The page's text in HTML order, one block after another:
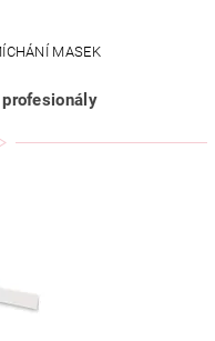
MASEK